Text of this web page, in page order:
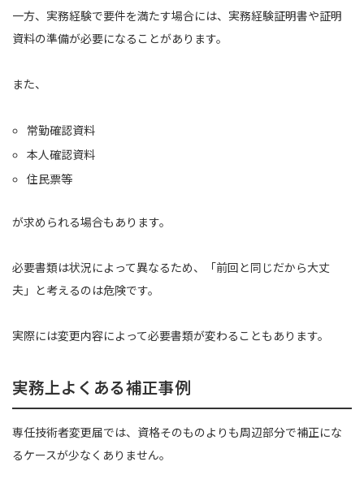
一方、実務経験で要件を満たす場合には、実務経験証明書や証明
資料の準備が必要になることがあります。
また、
常勤確認資料
本人確認資料
住民票等
が求められる場合もあります。
必要書類は状況によって異なるため、「前回と同じだから大丈
夫」と考えるのは危険です。
実際には変更内容によって必要書類が変わることもあります。
実務上よくある補正事例
専任技術者変更届では、資格そのものよりも周辺部分で補正にな
るケースが少なくありません。